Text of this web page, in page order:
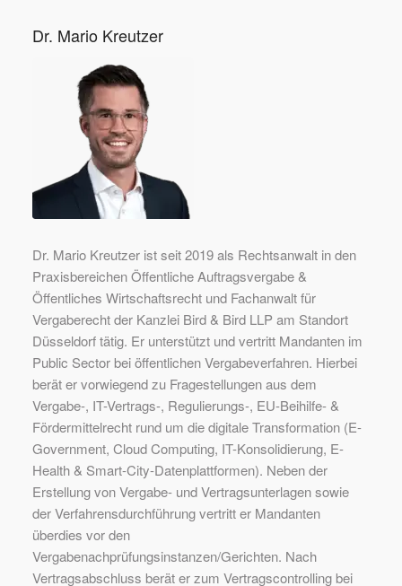
Dr. Mario Kreutzer
Dr. Mario Kreutzer ist seit 2019 als Rechtsanwalt in den
Praxisbereichen Öffentliche Auftragsvergabe &
Öffentliches Wirtschaftsrecht und Fachanwalt für
Vergaberecht der Kanzlei Bird & Bird LLP am Standort
Düsseldorf tätig. Er unterstützt und vertritt Mandanten im
Public Sector bei öffentlichen Vergabeverfahren. Hierbei
berät er vorwiegend zu Fragestellungen aus dem
Vergabe-, IT-Vertrags-, Regulierungs-, EU-Beihilfe- &
Fördermittelrecht rund um die digitale Transformation (E-
Government, Cloud Computing, IT-Konsolidierung, E-
Health & Smart-City-Datenplattformen). Neben der
Erstellung von Vergabe- und Vertragsunterlagen sowie
der Verfahrensdurchführung vertritt er Mandanten
überdies vor den
Vergabenachprüfungsinstanzen/Gerichten. Nach
Vertragsabschluss berät er zum Vertragscontrolling bei